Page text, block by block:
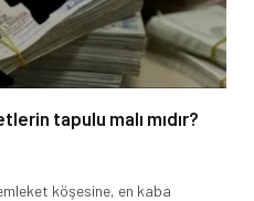
tapulu malı mıdır?
köşesine, en kaba